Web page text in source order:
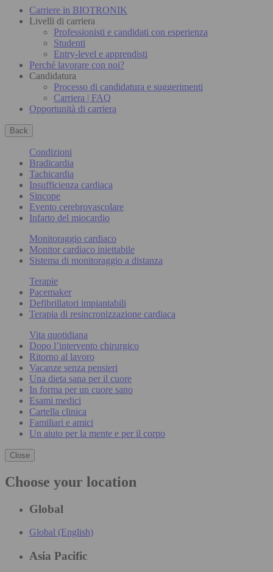
Carriere in BIOTRONIK
Livelli di carriera
Professionisti e candidati con esperienza
Studenti
Entry-level e apprendisti
Perché lavorare con noi?
Candidatura
Processo di candidatura e suggerimenti
Carriera | FAQ
Opportunità di carriera
Back
Condizioni
Bradicardia
Tachicardia
Insufficienza cardiaca
Sincope
Evento cerebrovascolare
Infarto del miocardio
Monitoraggio cardiaco
Monitor cardiaco iniettabile
Sistema di monitoraggio a distanza
Terapie
Pacemaker
Defibrillatori impiantabili
Terapia di resincronizzazione cardiaca
Vita quotidiana
Dopo l’intervento chirurgico
Ritorno al lavoro
Vacanze senza pensieri
Una dieta sana per il cuore
In forma per un cuore sano
Esami medici
Cartella clinica
Familiari e amici
Un aiuto per la mente e per il corpo
Close
Choose your location
Global
Global (English)
Asia Pacific